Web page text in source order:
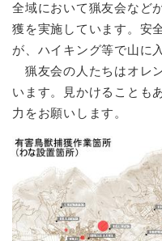
重要なお知
全域において猟友会など
獲を実施しています。安
が、ハイキング等で山に
猟友会の人たちはオレ
います。見かけることも
力をお願いします。